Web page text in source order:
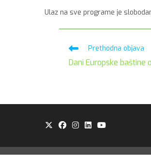
Ulaz na sve programe je
Pročitaj
članaka
Prethodna objava
Dani Europske baštine